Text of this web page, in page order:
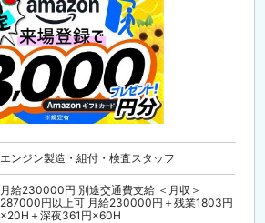
エンジン製造・組付・検査スタッフ
月給230000円 別途交通費支給 ＜月収＞
287000円以上可 月給230000円＋残業1803円
×20H＋深夜361円×60H